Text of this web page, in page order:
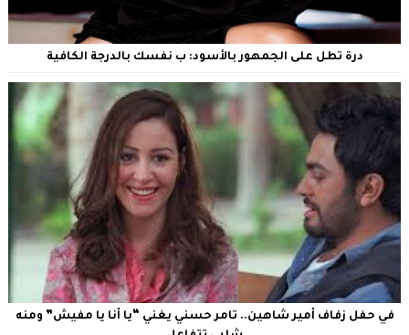
درة تطل على الجمهور بالأسود: ب نفسك بالدرجة الكافية
في حفل زفاف أمير شاهين.. تامر حسني يغني “يا أنا يا مفيش” ومنه